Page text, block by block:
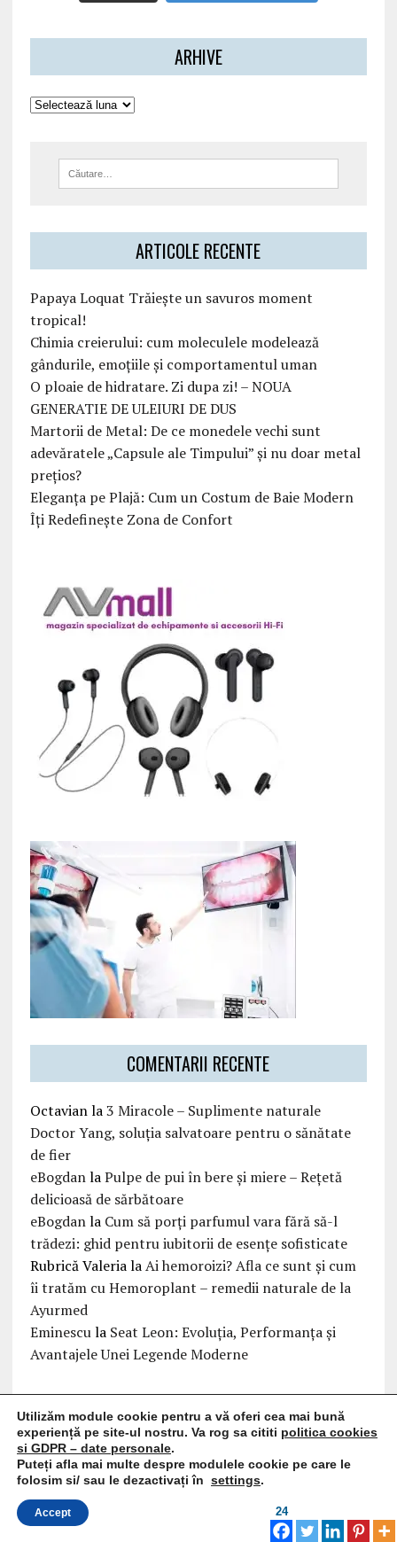
24
ARHIVE
ARTICOLE RECENTE
Papaya Loquat Trăiește un savuros moment
tropical!
Chimia creierului: cum moleculele modelează
gândurile, emoțiile și comportamentul uman
O ploaie de hidratare. Zi dupa zi! – NOUA
GENERATIE DE ULEIURI DE DUS
Martorii de Metal: De ce monedele vechi sunt
adevăratele „Capsule ale Timpului” și nu doar metal
prețios?
Eleganța pe Plajă: Cum un Costum de Baie Modern
Îți Redefinește Zona de Confort
COMENTARII RECENTE
Octavianla3 Miracole – Suplimente naturale
Doctor Yang, soluția salvatoare pentru o sănătate
de fier
eBogdanlaPulpe de pui în bere și miere – Rețetă
delicioasă de sărbătoare
eBogdanla Cum să porți parfumul vara fără să-l
trădezi: ghid pentru iubitorii de esențe sofisticate
Rubrică ValerialaAi hemoroizi? Afla ce sunt și cum
îi tratăm cu Hemoroplant – remedii naturale de la
Ayurmed
Eminescula Seat Leon: Evoluția, Performanța și
Avantajele Unei Legende Moderne
COPYRIGHT 2026 | MH NEWSDESK LITE BYMH THEMES
Utilizăm module cookie pentru a vă oferi cea mai bună
experiență pe site-ul nostru. Va rog sa cititi politica cookies
si GDPR – date personale.
Puteți afla mai multe despre modulele cookie pe care le
folosim si/ sau le dezactivați în settings.
Accept
WIDGET AREA 1
Add some widgets from admin panel